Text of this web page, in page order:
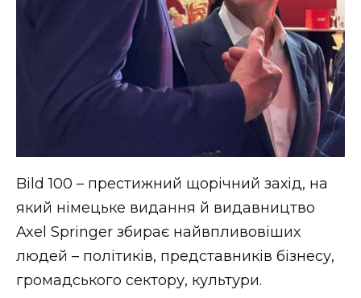
Bild 100 – престижний щорічний захід, на
який німецьке видання й видавництво
Axel Springer збирає найвпливовіших
людей – політиків, представників бізнесу,
громадського сектору, культури.